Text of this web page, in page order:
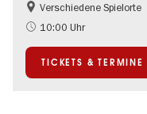
Kinder
Kultursommer
Zeitgenössische Kunst
Verschiedene Spielorte
10:00 Uhr
TICKETS & TERMINE